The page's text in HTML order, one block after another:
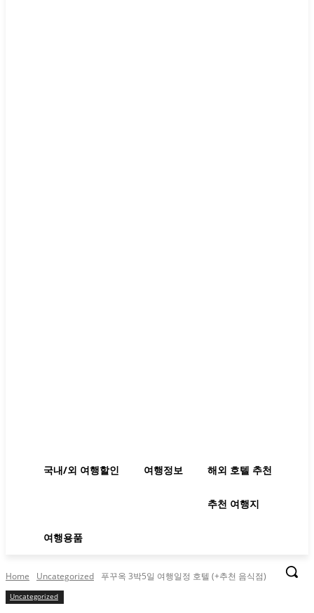
국내/외 여행할인 여행정보 해외 호텔 추천
추천 여행지
여행용품
Home Uncategorized 푸꾸옥 3박5일 여행일정 호텔 (+추천 음식점)
Uncategorized